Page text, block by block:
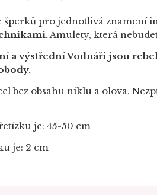
šperků pro jednotlivá znamení
Amulety, která
a výstřední Vodnáři jsou
bez obsahu niklu a olova.
je: 45-50 cm
je: 2 cm